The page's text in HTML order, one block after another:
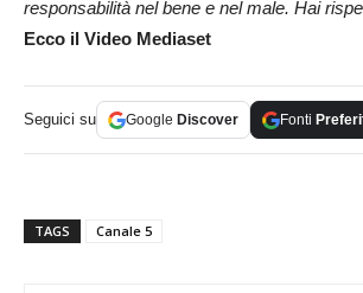
responsabilità nel bene e nel male. Hai
Ecco il Video Mediaset
Seguici su Google Discover Fonti
TAGS Canale 5